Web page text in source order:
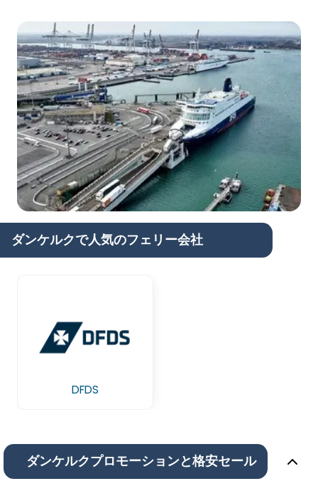
ダンケルクで人気のフェリー会社
DFDS
ダンケルクプロモーションと格安セール